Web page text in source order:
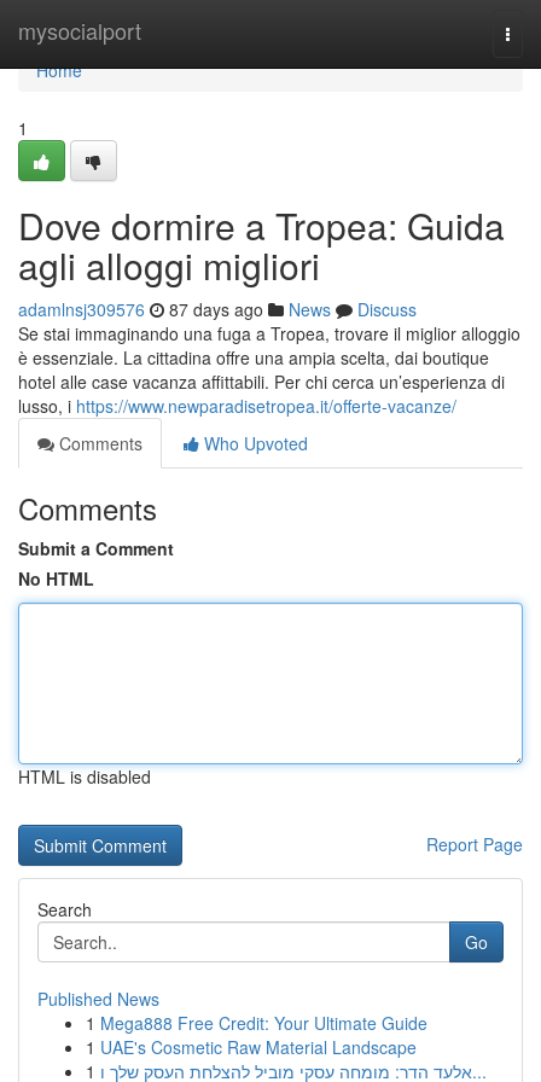
mysocialport
Home
Home
1
Dove dormire a Tropea: Guida
agli alloggi migliori
adamlnsj309576 87 days ago News
Discuss
Se stai immaginando una fuga a Tropea, trovare il miglior alloggio
è essenziale. La cittadina offre una ampia scelta, dai boutique
hotel alle case vacanza affittabili. Per chi cerca un’esperienza di
lusso, i https://www.newparadisetropea.it/offerte-vacanze/
Comments
Who Upvoted
Comments
Submit a Comment
No HTML
HTML is disabled
Report Page
Search
Go
Published News
1 Mega888 Free Credit: Your Ultimate Guide
1 UAE's Cosmetic Raw Material Landscape
1
אלעד הדר: מומחה עסקי מוביל להצלחת העסק שלך ו...